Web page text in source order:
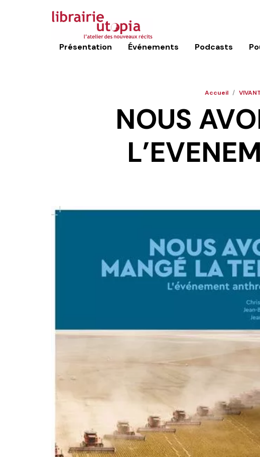
Présentation Événements Podcasts
Accueil /
NOUS